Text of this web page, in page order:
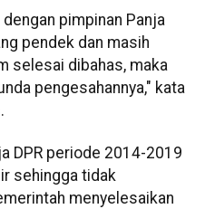
pimpinan Panja
pendek dan masih
selesai dibahas, maka
pengesahannya," kata
DPR periode 2014-2019
sehingga tidak
menyelesaikan